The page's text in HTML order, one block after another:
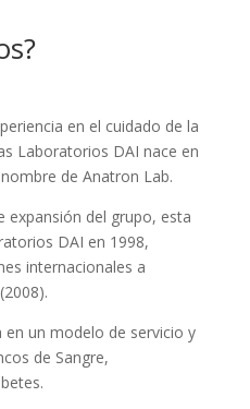
en el cuidado de la
Laboratorios DAI nace en
de Anatron Lab.
expansión del grupo, esta
DAI en 1998,
internacionales a
un modelo de servicio y
de Sangre,